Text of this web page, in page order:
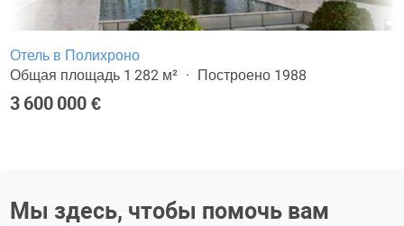
Отель в Полихроно
Общая площадь 1 282 м²
Построено 1988
3 600 000 €
Мы здесь, чтобы помочь вам